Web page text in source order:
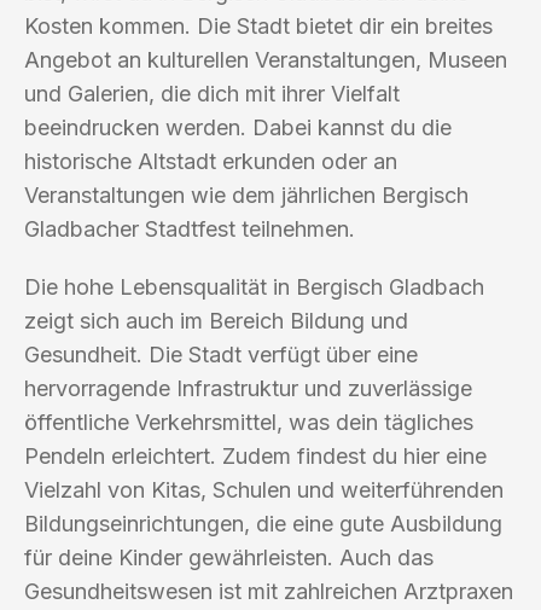
Kosten kommen. Die Stadt bietet dir ein breites
Angebot an kulturellen Veranstaltungen, Museen
und Galerien, die dich mit ihrer Vielfalt
beeindrucken werden. Dabei kannst du die
historische Altstadt erkunden oder an
Veranstaltungen wie dem jährlichen Bergisch
Gladbacher Stadtfest teilnehmen.
Die hohe Lebensqualität in Bergisch Gladbach
zeigt sich auch im Bereich Bildung und
Gesundheit. Die Stadt verfügt über eine
hervorragende Infrastruktur und zuverlässige
öffentliche Verkehrsmittel, was dein tägliches
Pendeln erleichtert. Zudem findest du hier eine
Vielzahl von Kitas, Schulen und weiterführenden
Bildungseinrichtungen, die eine gute Ausbildung
für deine Kinder gewährleisten. Auch das
Gesundheitswesen ist mit zahlreichen Arztpraxen